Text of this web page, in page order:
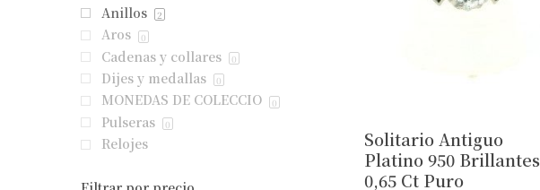
Anillos 2
Aros 0
Cadenas y collares 0
Dijes y medallas 0
MONEDAS DE COLECCIO 0
Pulseras 0
Relojes
Solitario Antiguo
Platino 950 Brillantes
0,65 Ct Puro